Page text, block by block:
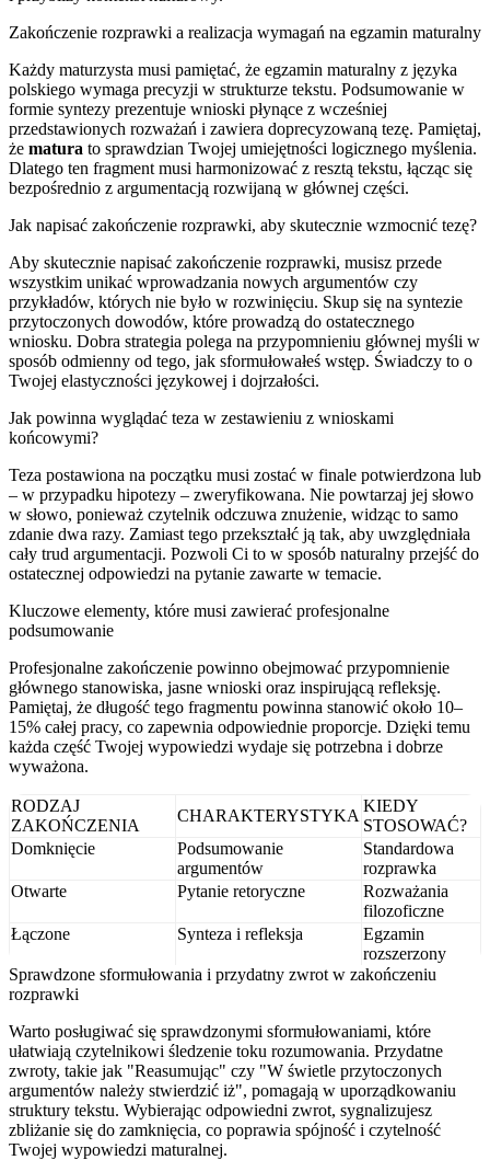
Zakończenie rozprawki a realizacja wymagań na egzamin maturalny
Każdy maturzysta musi pamiętać, że egzamin maturalny z języka
polskiego wymaga precyzji w strukturze tekstu. Podsumowanie w
formie syntezy prezentuje wnioski płynące z wcześniej
przedstawionych rozważań i zawiera doprecyzowaną tezę. Pamiętaj,
że matura to sprawdzian Twojej umiejętności logicznego myślenia.
Dlatego ten fragment musi harmonizować z resztą tekstu, łącząc się
bezpośrednio z argumentacją rozwijaną w głównej części.
Jak napisać zakończenie rozprawki, aby skutecznie wzmocnić tezę?
Aby skutecznie napisać zakończenie rozprawki, musisz przede
wszystkim unikać wprowadzania nowych argumentów czy
przykładów, których nie było w rozwinięciu. Skup się na syntezie
przytoczonych dowodów, które prowadzą do ostatecznego
wniosku. Dobra strategia polega na przypomnieniu głównej myśli w
sposób odmienny od tego, jak sformułowałeś wstęp. Świadczy to o
Twojej elastyczności językowej i dojrzałości.
Jak powinna wyglądać teza w zestawieniu z wnioskami
końcowymi?
Teza postawiona na początku musi zostać w finale potwierdzona lub
– w przypadku hipotezy – zweryfikowana. Nie powtarzaj jej słowo
w słowo, ponieważ czytelnik odczuwa znużenie, widząc to samo
zdanie dwa razy. Zamiast tego przekształć ją tak, aby uwzględniała
cały trud argumentacji. Pozwoli Ci to w sposób naturalny przejść do
ostatecznej odpowiedzi na pytanie zawarte w temacie.
Kluczowe elementy, które musi zawierać profesjonalne
podsumowanie
Profesjonalne zakończenie powinno obejmować przypomnienie
głównego stanowiska, jasne wnioski oraz inspirującą refleksję.
Pamiętaj, że długość tego fragmentu powinna stanowić około 10–
15% całej pracy, co zapewnia odpowiednie proporcje. Dzięki temu
każda część Twojej wypowiedzi wydaje się potrzebna i dobrze
wyważona.
RODZAJ
ZAKOŃCZENIA
CHARAKTERYSTYKA
KIEDY
STOSOWAĆ?
Domknięcie
Podsumowanie
argumentów
Standardowa
rozprawka
Otwarte
Pytanie retoryczne
Rozważania
filozoficzne
Łączone
Synteza i refleksja
Egzamin
rozszerzony
Sprawdzone sformułowania i przydatny zwrot w zakończeniu
rozprawki
Warto posługiwać się sprawdzonymi sformułowaniami, które
ułatwiają czytelnikowi śledzenie toku rozumowania. Przydatne
zwroty, takie jak "Reasumując" czy "W świetle przytoczonych
argumentów należy stwierdzić iż", pomagają w uporządkowaniu
struktury tekstu. Wybierając odpowiedni zwrot, sygnalizujesz
zbliżanie się do zamknięcia, co poprawia spójność i czytelność
Twojej wypowiedzi maturalnej.